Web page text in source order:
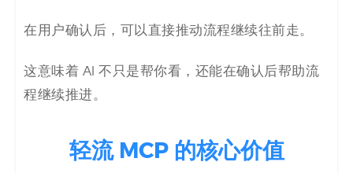
在用户确认后，可以直接推动流程继续往前走。
这意味着 AI 不只是帮你看，还能在确认后帮助流
程继续推进。
轻流 MCP 的核心价值